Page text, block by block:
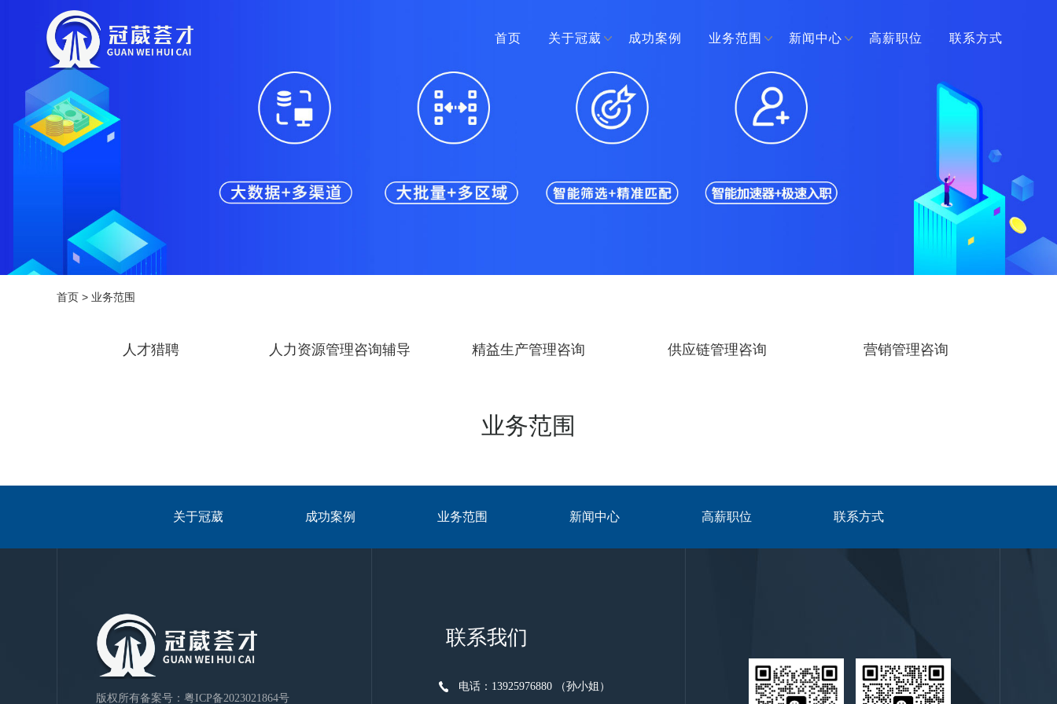
首页 关于冠葳 成功案例 业务范围 新闻中心 高薪职位 联系方式
首页 > 业务范围
人才猎聘 人力资源管理咨询辅导 精益生产管理咨询 供应链管理咨询 营销管理咨询
业务范围
关于冠葳 成功案例 业务范围 新闻中心 高薪职位 联系方式
版权所有备案号： 粤ICP备2023021864号
联系我们
电话：13925976880 （孙小姐）